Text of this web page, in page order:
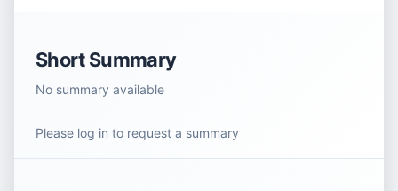
Short Summary
No summary available
Please log in to request a summary